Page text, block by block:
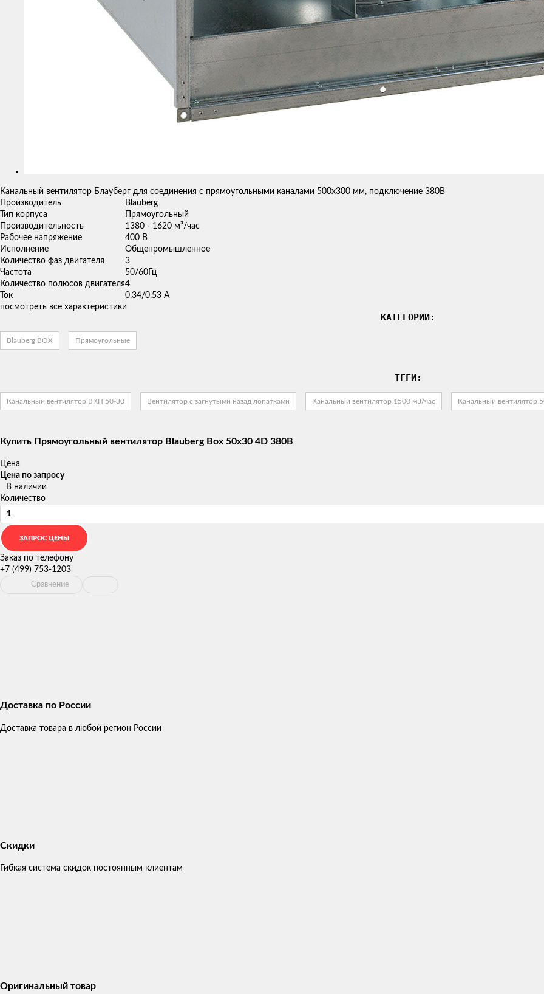
Канальный вентилятор Блауберг для соединения с прямоугольными каналами 500х300 мм, подключение 380В
Производитель
Blauberg
Тип корпуса
Прямоугольный
Производительность
1380 - 1620 м³/час
Рабочее напряжение
400 В
Исполнение
Общепромышленное
Количество фаз двигателя
3
Частота
50/60Гц
Количество полюсов двигателя4
Ток
0.34/0.53 А
посмотреть все характеристики
КАТЕГОРИИ:
Blauberg BOX Прямоугольные
ТЕГИ:
Канальный вентилятор ВКП 50-30 Вентилятор с загнутыми назад лопатками Канальный вентилятор 1500 м3/час Канальный вентилятор
Купить Прямоугольный вентилятор Blauberg Box 50x30 4D 380В
Цена
Цена по запросу
В наличии
Количество
Заказ по телефону
+7 (499) 753-1203
Сравнение
Доставка по России
Доставка товара в любой регион России
Скидки
Гибкая система скидок постоянным клиентам
Оригинальный товар